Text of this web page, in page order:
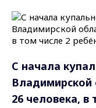
С начала
Владимирской
26 человека, в